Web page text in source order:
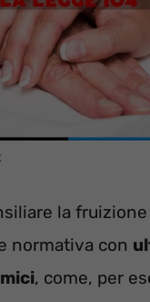
la
normativa con
, come, per